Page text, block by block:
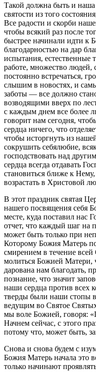
Такой должна быть и наша
святости из того
Все радости и скорби
чтобы всякий раз после
быстрее начинали идти к
благодарностью на дар
испытания, естественные
работе, множество людей,
постоянно встречаться,
слышим в новостях, и
заботы — все должно
возводящими вверх по
с каждым днем все более
говорит нам сегодня,
сердца ничего, что
чтобы исторгнуть из
сокрушить себялюбие,
господствовать над
сердца всегда отдавать
становиться ближе к
возрастать в Христовой
В этот праздник святая
нашего посвящения себя
месте, куда поставил нас
отчет, что каждый шаг на
может быть только при
Которому Божия Матерь
смирением в течение
молиться Божией Матери,
дарована нам благодать,
познание, что значит
наши сердца против всех
тверды были наши стопы
ведущим во Святое
мы воле Божией, говоря:
Начнем сейчас, с этого
потому что, может быть,
Снова и снова будем с
Божия Матерь начала это
только начинают